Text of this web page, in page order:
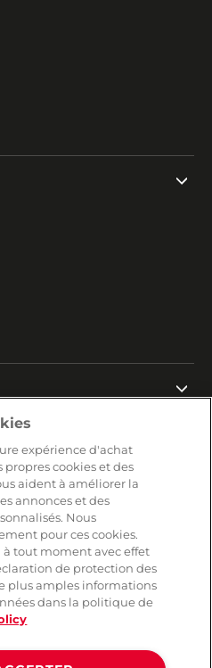
expérience d'achat
propres cookies et des
aident à améliorer la
annonces et des
Nous
pour ces cookies.
à tout moment avec effet
de protection des
plus amples informations
dans la politique de